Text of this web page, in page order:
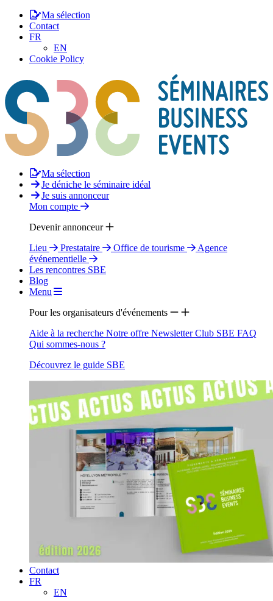
Ma sélection
Contact
FR
EN
Cookie Policy
Ma sélection
Je déniche le séminaire idéal
Je suis annonceur
Mon compte
Devenir annonceur
Lieu
Prestataire Office de tourisme
Agence
événementielle
Les rencontres SBE
Blog
Menu
Pour les organisateurs d'événements
Aide à la recherche Notre offre NewsletterClub SBE FAQ
Qui sommes-nous ?
Découvrez le guide SBE
Contact
FR
EN